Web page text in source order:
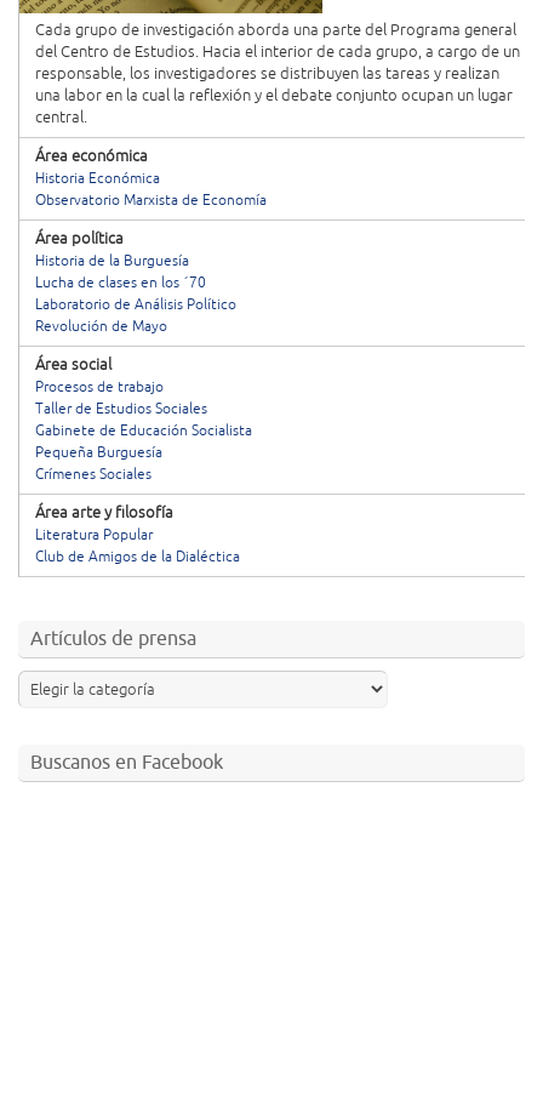
Cada grupo de investigación aborda una parte del Programa general
del Centro de Estudios. Hacia el interior de cada grupo, a cargo de un
responsable, los investigadores se distribuyen las tareas y realizan
una labor en la cual la reflexión y el debate conjunto ocupan un lugar
central.
Área económica
Historia Económica
Observatorio Marxista de Economía
Área política
Historia de la Burguesía
Lucha de clases en los ´70
Laboratorio de Análisis Político
Revolución de Mayo
Área social
Procesos de trabajo
Taller de Estudios Sociales
Gabinete de Educación Socialista
Pequeña Burguesía
Crímenes Sociales
Área arte y filosofía
Literatura Popular
Club de Amigos de la Dialéctica
Artículos de prensa
Buscanos en Facebook